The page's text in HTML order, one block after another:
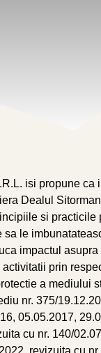
isi propune ca
Dealul
si practicile
sa le
impactul
prin
a mediului
nr. 375/
05.05.2017,
cu nr. 140/